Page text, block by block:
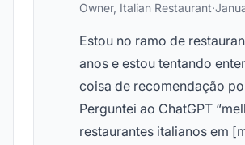
Owner, Italian Restaurant·
Estou no ramo de
anos e estou tentando
coisa de recomendação
Perguntei ao ChatGPT
restaurantes italianos em